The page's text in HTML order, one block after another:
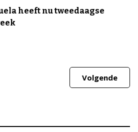
heeft nu tweedaagse
Volgende